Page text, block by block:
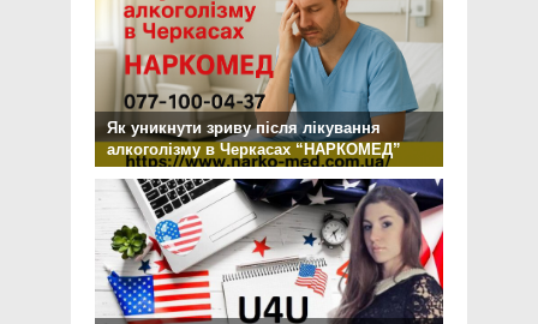
Як уникнути зриву після лікування
алкоголізму в Черкасах “НАРКОМЕД”